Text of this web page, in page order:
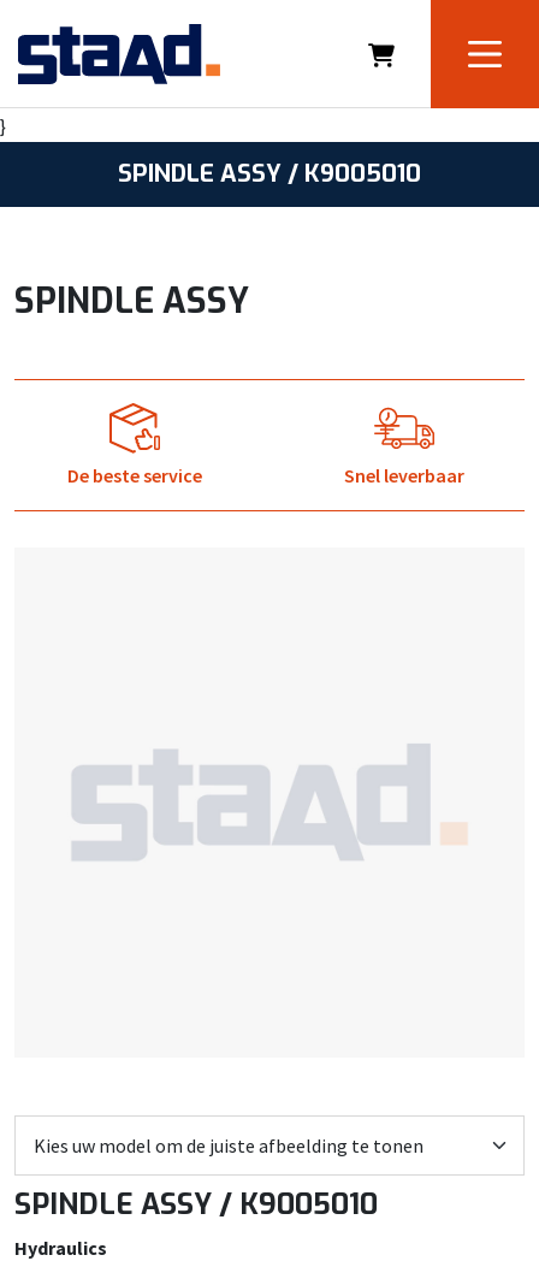
}
SPINDLE ASSY / K9005010
SPINDLE ASSY
De beste service Snel leverbaar
SPINDLE ASSY / K9005010
Hydraulics